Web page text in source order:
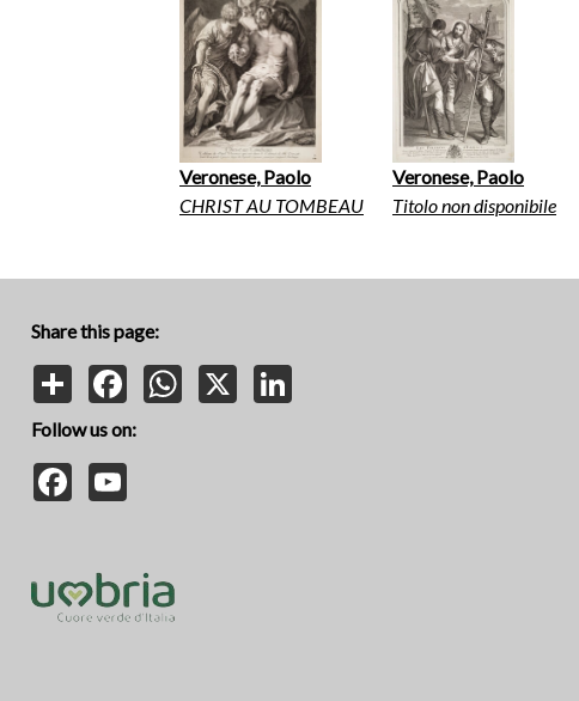
Veronese, Paolo
CHRIST AU TOMBEAU
Veronese, Paolo
Titolo non disponibile
Share this page:
Share
FacebookWhatsApp
Follow us on:
Facebook